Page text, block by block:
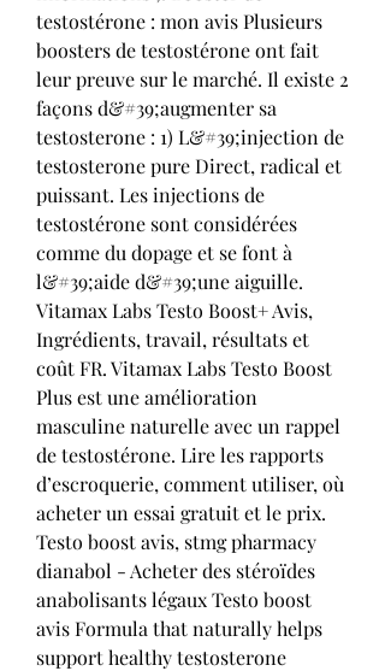
testostérone : mon avis Plusieurs
boosters de testostérone ont fait
leur preuve sur le marché. Il existe 2
façons d&#39;augmenter sa
testosterone : 1) L&#39;injection de
testosterone pure Direct, radical et
puissant. Les injections de
testostérone sont considérées
comme du dopage et se font à
l&#39;aide d&#39;une aiguille.
Vitamax Labs Testo Boost+ Avis,
Ingrédients, travail, résultats et
coût FR. Vitamax Labs Testo Boost
Plus est une amélioration
masculine naturelle avec un rappel
de testostérone. Lire les rapports
d’escroquerie, comment utiliser, où
acheter un essai gratuit et le prix.
Testo boost avis, stmg pharmacy
dianabol - Acheter des stéroïdes
anabolisants légaux Testo boost
avis Formula that naturally helps
support healthy testosterone